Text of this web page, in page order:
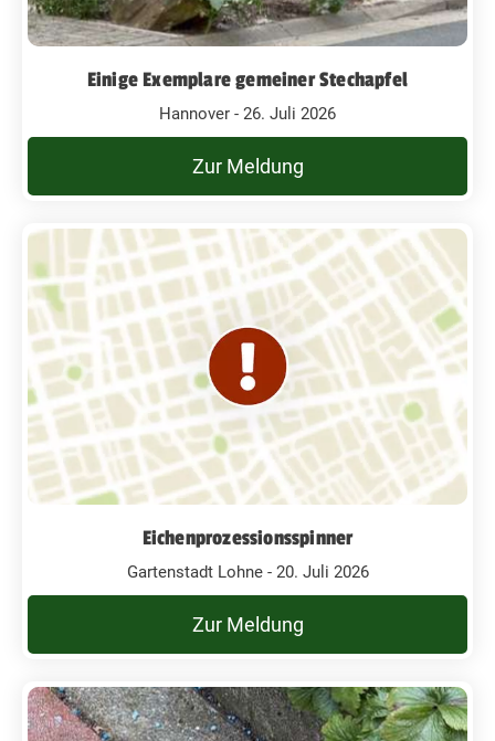
Einige Exemplare gemeiner Stechapfel
Hannover - 26. Juli 2026
Zur Meldung
Eichenprozessionsspinner
Gartenstadt Lohne - 20. Juli 2026
Zur Meldung